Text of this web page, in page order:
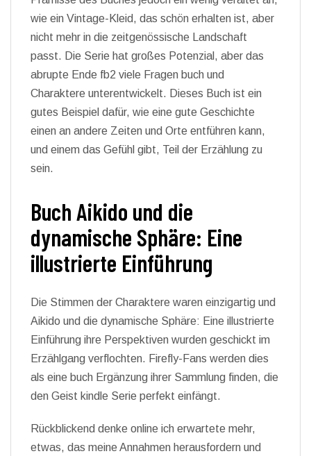
wie ein Vintage-Kleid, das schön erhalten ist, aber
nicht mehr in die zeitgenössische Landschaft
passt. Die Serie hat großes Potenzial, aber das
abrupte Ende fb2 viele Fragen buch und
Charaktere unterentwickelt. Dieses Buch ist ein
gutes Beispiel dafür, wie eine gute Geschichte
einen an andere Zeiten und Orte entführen kann,
und einem das Gefühl gibt, Teil der Erzählung zu
sein.
Buch Aikido und die
dynamische Sphäre: Eine
illustrierte Einführung
Die Stimmen der Charaktere waren einzigartig und
Aikido und die dynamische Sphäre: Eine illustrierte
Einführung ihre Perspektiven wurden geschickt im
Erzählgang verflochten. Firefly-Fans werden dies
als eine buch Ergänzung ihrer Sammlung finden, die
den Geist kindle Serie perfekt einfängt.
Rückblickend denke online ich erwartete mehr,
etwas, das meine Annahmen herausfordern und